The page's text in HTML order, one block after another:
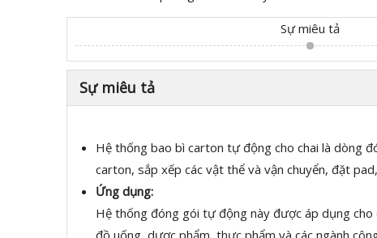
Sự miêu tả
Sự miêu tả
Hệ thống bao bì carton tự động cho chai là dòng
carton, sắp xếp các vật thể và vận chuyển, đặt
Ứng dụng:
Hệ thống đóng gói tự động này được áp dụng
đồ uống, dược phẩm, thực phẩm và các ngành